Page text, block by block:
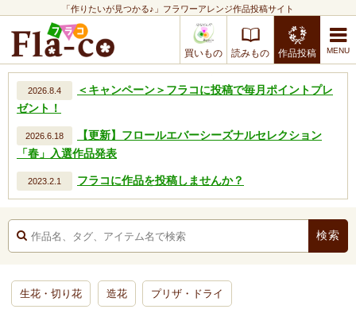
「作りたいが見つかる♪」フラワーアレンジ作品投稿サイト
買いもの 読みもの 作品投稿
2026.8.4
＜キャンペーン＞フラコに投稿で毎月ポイントプレ
ゼント！
2026.6.18
【更新】フロールエバーシーズナルセレクション
「春」入選作品発表
2023.2.1 フラコに作品を投稿しませんか？
生花・切り花 造花 プリザ・ドライ